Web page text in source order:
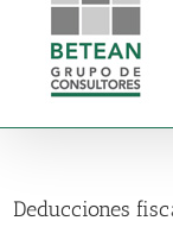
Deducciones